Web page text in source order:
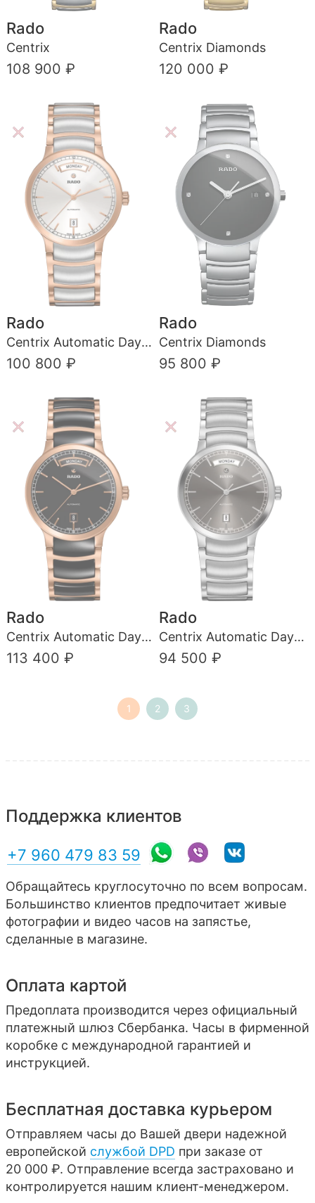
Rado
Centrix
108 900 ₽
Rado
Centrix Diamonds
120 000 ₽
Rado
Centrix Automatic Day-Date
100 800 ₽
Rado
Centrix Diamonds
95 800 ₽
Rado
Centrix Automatic Day-Date
113 400 ₽
Rado
Centrix Automatic Day-Date
94 500 ₽
1 2 3
Поддержка клиентов
+7 960 479 83 59
Обращайтесь круглосуточно по всем вопросам.
Большинство клиентов предпочитает живые
фотографии и видео часов на запястье,
сделанные в магазине.
Оплата картой
Предоплата производится через официальный
платежный шлюз Сбербанка. Часы в фирменной
коробке с международной гарантией и
инструкцией.
Бесплатная доставка курьером
Отправляем часы до Вашей двери надежной
европейской службой DPD при заказе от
20 000 ₽. Отправление всегда застраховано и
контролируется нашим клиент-менеджером.